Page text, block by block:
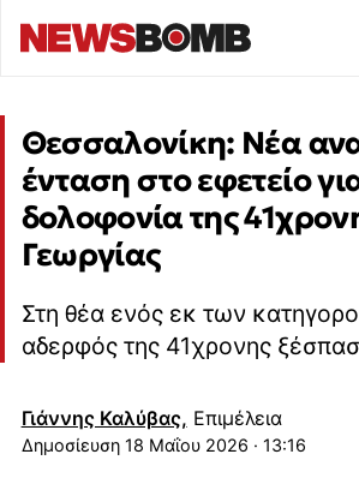
Θεσσαλονίκη: Νέα
ένταση στο εφετείο
δολοφονία της
Γεωργίας
Στη θέα ενός εκ των
αδερφός της 41χρονης
Γιάννης Καλύβας, Επιμέλεια
18 Μαΐου 2026 · 13:16